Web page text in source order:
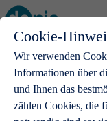
Cookie-
Wir verwenden
Informationen über
und Ihnen das
zählen Cookies, die
Open main menu